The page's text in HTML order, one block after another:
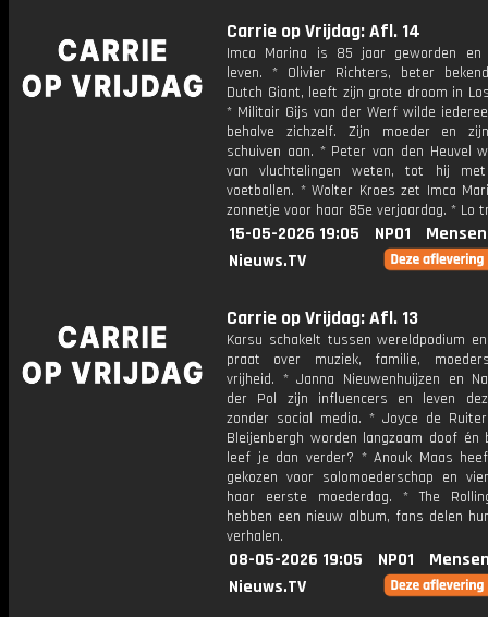
Carrie op Vrijdag: Afl. 14
Imca Marina is 85 jaar geworden
leven. * Olivier Richters, beter
Dutch Giant, leeft zijn grote droom in
* Militair Gijs van der Werf wilde
behalve zichzelf. Zijn moeder en
schuiven aan. * Peter van den Heuvel
van vluchtelingen weten, tot hij
voetballen. * Wolter Kroes zet Imca
zonnetje voor haar 85e verjaardag. * Lo
15-05-2026 19:05 NPO1
Nieuws.TV
Carrie op Vrijdag: Afl. 13
Karsu schakelt tussen wereldpodium
praat over muziek, familie,
vrijheid. * Janna Nieuwenhuijzen en
der Pol zijn influencers en leven
zonder social media. * Joyce de
Bleijenbergh worden langzaam doof én
leef je dan verder? * Anouk Maas
gekozen voor solomoederschap en
haar eerste moederdag. * The
hebben een nieuw album, fans delen
verhalen.
08-05-2026 19:05 NPO1
Nieuws.TV